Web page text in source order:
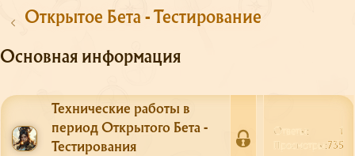
Открытое Бета - Тестирование
Основная информация
Технические работы в
период Открытого Бета -
Тестирования
З
Ответы
1
Просмотры 735